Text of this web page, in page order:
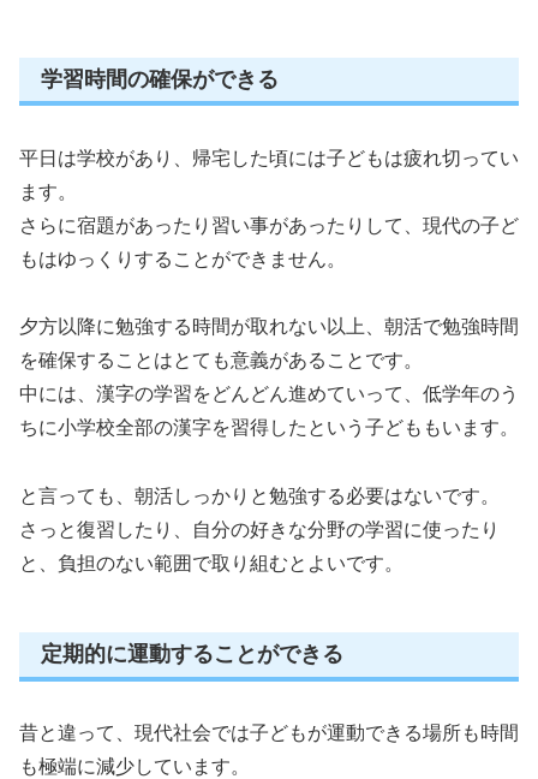
学習時間の確保ができる
平日は学校があり、帰宅した頃には子どもは疲れ切ってい
ます。
さらに宿題があったり習い事があったりして、現代の子ど
もはゆっくりすることができません。
夕方以降に勉強する時間が取れない以上、朝活で勉強時間
を確保することはとても意義があることです。
中には、漢字の学習をどんどん進めていって、低学年のう
ちに小学校全部の漢字を習得したという子どももいます。
と言っても、朝活しっかりと勉強する必要はないです。
さっと復習したり、自分の好きな分野の学習に使ったり
と、負担のない範囲で取り組むとよいです。
定期的に運動することができる
昔と違って、現代社会では子どもが運動できる場所も時間
も極端に減少しています。